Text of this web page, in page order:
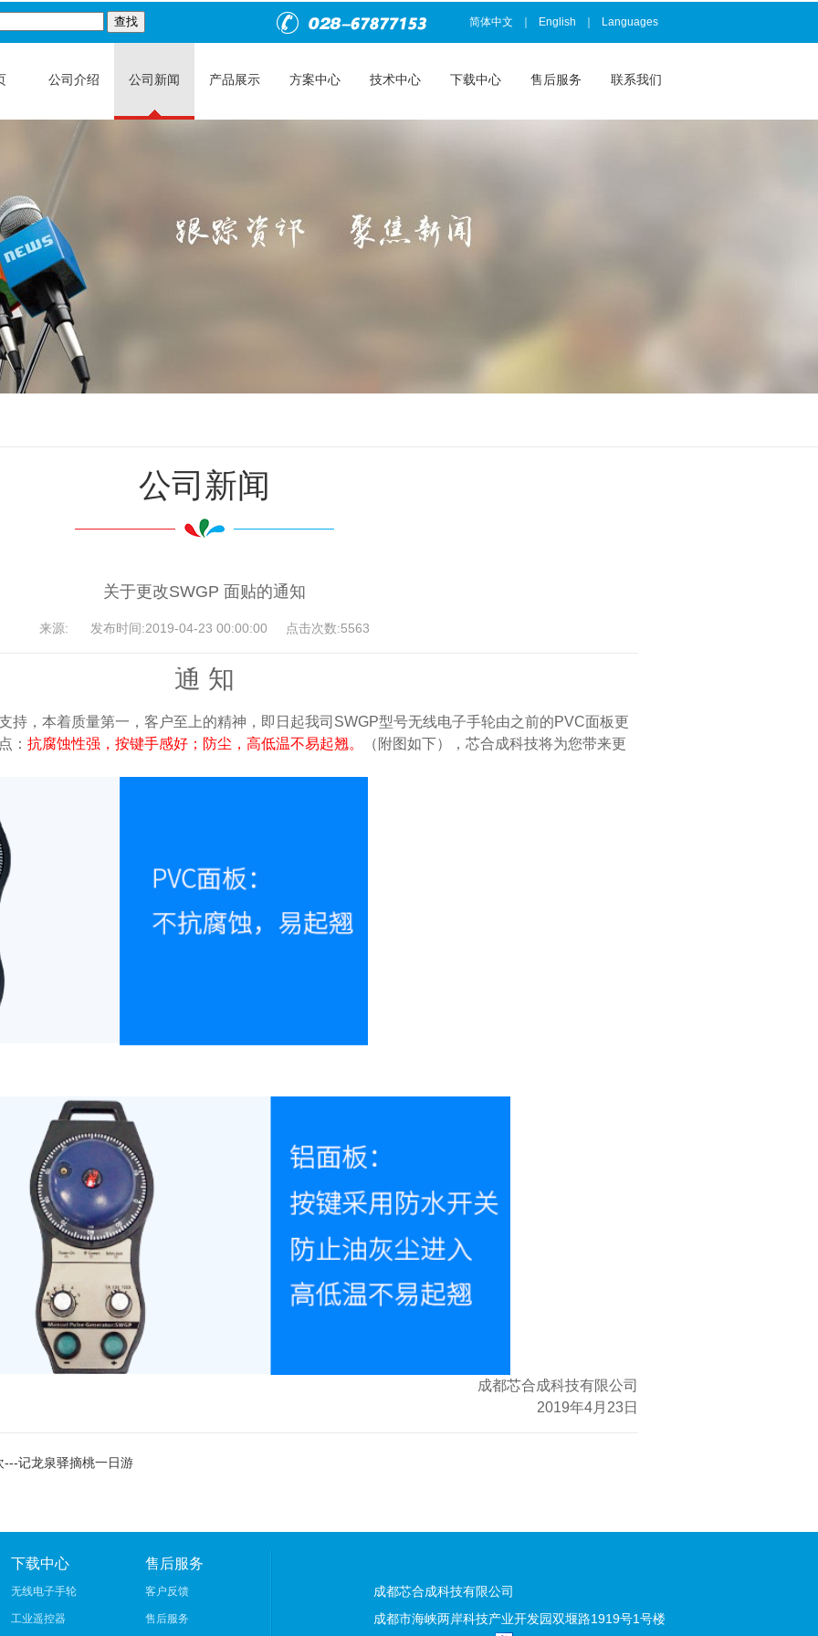
简体中文 English Languages
公司介绍 公司新闻 产品展示 方案中心 技术中心 下载中心 售后服务 联系我们
公司新闻
关于更改SWGP 面贴的通知
来源: 发布时间:2019-04-23 00:00:00 点击次数:5563
通 知
持，本着质量第一，客户至上的精神，即日起我司SWGP型号无线电子手轮由之前的PVC面板更
：抗腐蚀性强，按键手感好；防尘，高低温不易起翘。 （附图如下），芯合成科技将为您带来更
成都芯合成科技有限公司
2019年4月23日
---记龙泉驿摘桃一日游
下载中心
无线电子手轮
工业遥控器
售后服务
客户反馈
售后服务
成都芯合成科技有限公司
成都市海峡两岸科技产业开发园双堰路1919号1号楼